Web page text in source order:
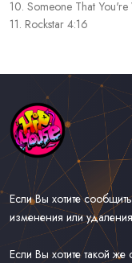
10. Someone That
11. Rockstar 4:16
Если Вы хотите
изменения или
Если Вы хотите такой же